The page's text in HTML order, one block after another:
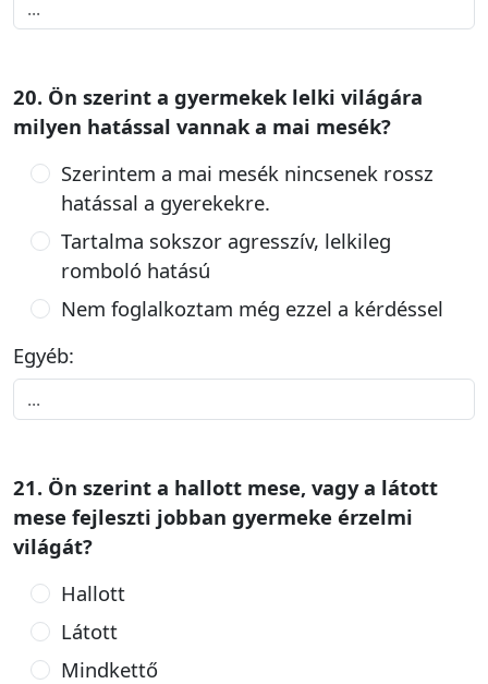
20. Ön szerint a gyermekek lelki világára
milyen hatással vannak a mai mesék?
Szerintem a mai mesék nincsenek rossz
hatással a gyerekekre.
Tartalma sokszor agresszív, lelkileg
romboló hatású
Nem foglalkoztam még ezzel a kérdéssel
Egyéb:
21. Ön szerint a hallott mese, vagy a látott
mese fejleszti jobban gyermeke érzelmi
világát?
Hallott
Látott
Mindkettő